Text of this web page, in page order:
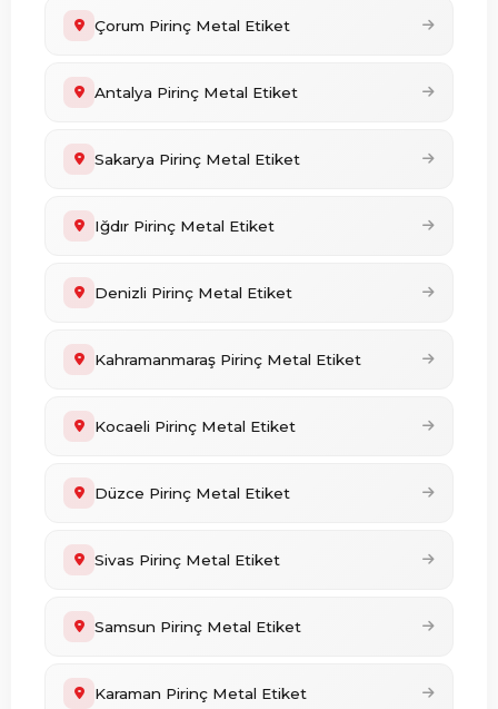
Çorum Pirinç Metal Etiket
Antalya Pirinç Metal Etiket
Sakarya Pirinç Metal Etiket
Iğdır Pirinç Metal Etiket
Denizli Pirinç Metal Etiket
Kahramanmaraş Pirinç Metal Etiket
Kocaeli Pirinç Metal Etiket
Düzce Pirinç Metal Etiket
Sivas Pirinç Metal Etiket
Samsun Pirinç Metal Etiket
Karaman Pirinç Metal Etiket